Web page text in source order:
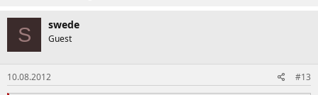
S swede
Guest
10.08.2012 #13